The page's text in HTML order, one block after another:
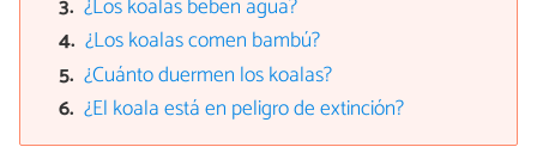
¿Los koalas beben agua?
¿Los koalas comen bambú?
¿Cuánto duermen los koalas?
¿El koala está en peligro de extinción?